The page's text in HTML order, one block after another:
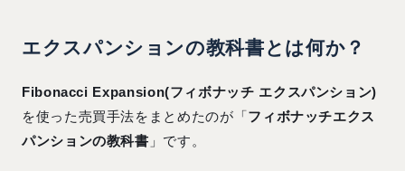
エクスパンションの教科書とは何か？
Fibonacci Expansion(フィボナッチ エクスパンション)
を使った売買手法をまとめたのが「フィボナッチエクス
パンションの教科書 」です。